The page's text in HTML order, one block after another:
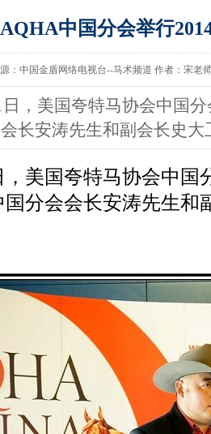
AQHA中国分会举行
源：中国金盾网络电视台--马术频道 作者：宋老
，美国夸特马协会中国
长安涛先生和副会长史
美国夸特马协会中国
分会会长安涛先生和